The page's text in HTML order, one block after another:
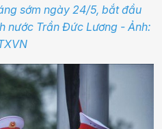
sớm ngày 24/5, bắt đầu
nước Trần Đức Lương - Ảnh: